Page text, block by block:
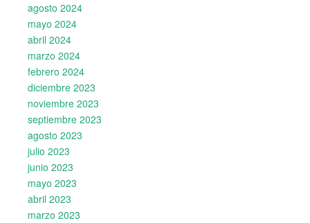
agosto 2024
mayo 2024
abril 2024
marzo 2024
febrero 2024
diciembre 2023
noviembre 2023
septiembre 2023
agosto 2023
julio 2023
junio 2023
mayo 2023
abril 2023
marzo 2023